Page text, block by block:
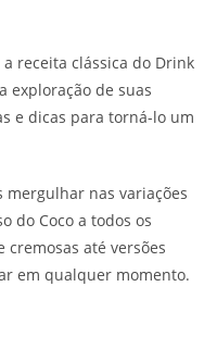
receita clássica do Drink
exploração de suas
e dicas para torná-lo um
nas variações
do Coco a todos os
cremosas até versões
em qualquer momento.